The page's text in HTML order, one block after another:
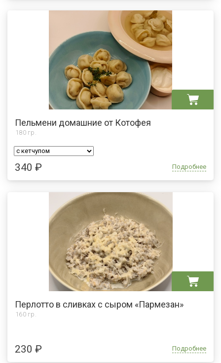
Пельмени домашние от Котофея
180 гр.
340 ₽ Подробнее
Перлотто в сливках с сыром «Пармезан»
160 гр.
230 ₽ Подробнее